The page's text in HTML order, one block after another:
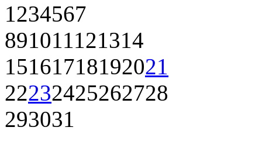
1234567
891011121314
15161718192021
22232425262728
293031